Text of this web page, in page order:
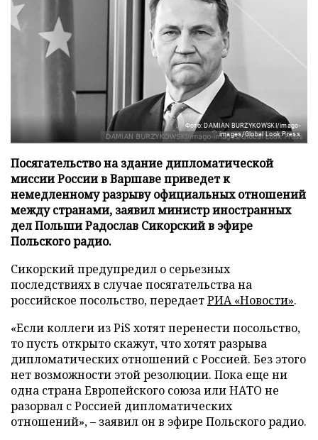
Фото: DAMIAN BURZYKOWSKI/imago-
images/Global Look Press
Посягательство на здание дипломатической
миссии России в Варшаве приведет к
немедленному разрыву официальных отношений
между странами, заявил министр иностранных
дел Польши Радослав Сикорский в эфире
Польского радио.
Сикорский предупредил о серьезных
последствиях в случае посягательства на
российское посольство, передаетРИА «Новости».
«Если коллеги из PiS хотят перенести посольство,
то пусть открыто скажут, что хотят разрыва
дипломатических отношений с Россией. Без этого
нет возможности этой резолюции. Пока еще ни
одна страна Европейского союза или НАТО не
разорвал с Россией дипломатических
отношений», – заявил он в эфире Польского радио.